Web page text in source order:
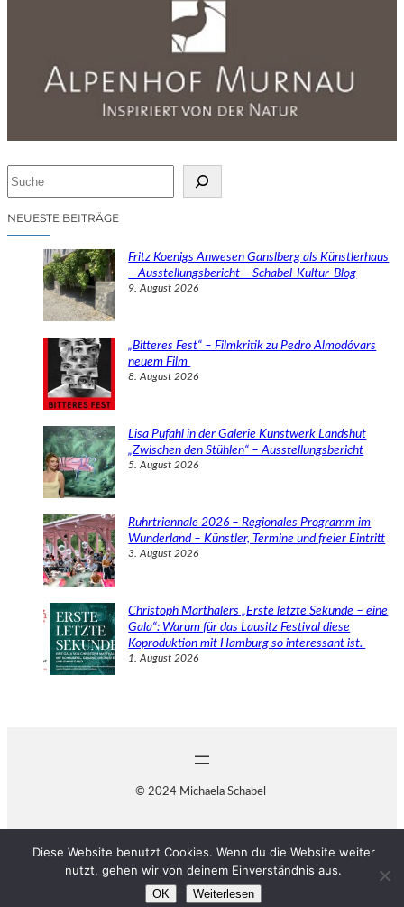
cNEUESTE BEITRÄGE
Fritz Koenigs Anwesen Ganslberg als Künstlerhaus
– Ausstellungsbericht – Schabel-Kultur-Blog
9. August 2026
„Bitteres Fest“ – Filmkritik zu Pedro Almodóvars
neuem Film
8. August 2026
Lisa Pufahl in der Galerie Kunstwerk Landshut
„Zwischen den Stühlen“ – Ausstellungsbericht
5. August 2026
Ruhrtriennale 2026 – Regionales Programm im
Wunderland – Künstler, Termine und freier Eintritt
3. August 2026
Christoph Marthalers „Erste letzte Sekunde – eine
Gala“: Warum für das Lausitz Festival diese
Koproduktion mit Hamburg so interessant ist.
1. August 2026
© 2024 Michaela Schabel
Diese Website benutzt Cookies. Wenn du die Website weiter
nutzt, gehen wir von deinem Einverständnis aus.
OK Weiterlesen